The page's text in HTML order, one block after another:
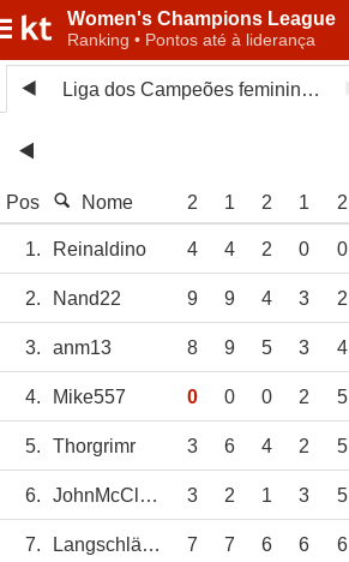
Women's Champions League
Ranking • Pontos até à liderança
Liga dos Campeões feminina 2025/26
Pos Nome 2 1 2 1 2
1. Reinaldino 4 4 2 0 0
2. Nand22 9 9 4 3 2
3. anm13 8 9 5 3 4
4. Mike557 0 0 0 2 5
5. Thorgrimr 3 6 4 2 5
6. JohnMcClane 3 2 1 3 5
7. Langschläfer 7 7 6 6 6